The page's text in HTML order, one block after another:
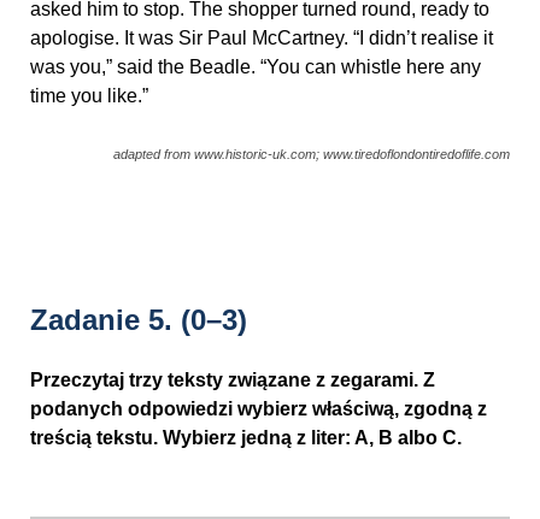
asked him to stop. The shopper turned round, ready to
apologise. It was Sir Paul McCartney. “I didn’t realise it
was you,” said the Beadle. “You can whistle here any
time you like.”
adapted from www.historic-uk.com; www.tiredoflondontiredoflife.com
Zadanie 5. (0–3)
Przeczytaj trzy teksty związane z zegarami. Z
podanych odpowiedzi wybierz właściwą, zgodną z
treścią tekstu. Wybierz jedną z liter: A, B albo C.